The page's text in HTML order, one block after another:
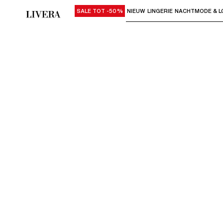
Gebruik "Pijl omlaag" of "Enter" om
SALE TOT -50% NIEUW LINGERIE NACHTMODE &